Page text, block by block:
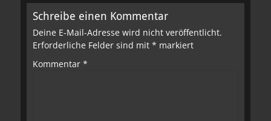
Schreibe einen Kommentar
Deine E-Mail-Adresse wird nicht veröffentlicht.
Erforderliche Felder sind mit * markiert
Kommentar *